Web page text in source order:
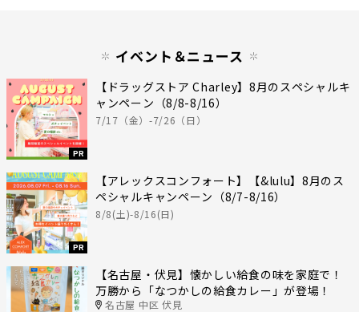
イベント＆ニュース
PR
【ドラッグストア Charley】8月のスペシャルキ
ャンペーン（8/8-8/16）
7/17（金）-7/26（日）
PR
【アレックスコンフォート】【&lulu】8月のス
ペシャルキャンペーン（8/7-8/16）
8/8(土)-8/16(日)
【名古屋・伏見】懐かしい給食の味を家庭で！
万勝から「なつかしの給食カレー」が登場！
名古屋 中区 伏見